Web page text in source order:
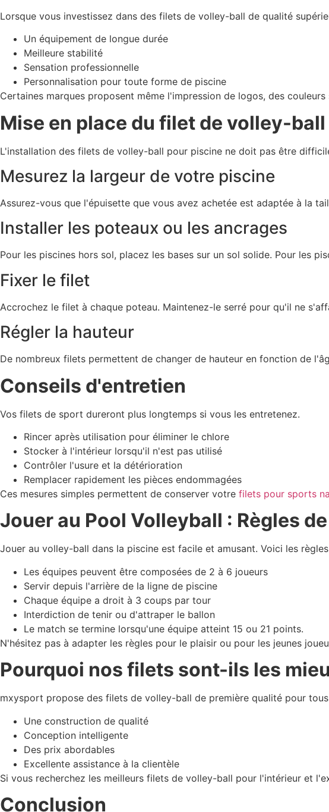
Lorsque vous investissez dans des filets de volley-ball de qualité
Un équipement de longue durée
Meilleure stabilité
Sensation professionnelle
Personnalisation pour toute forme de piscine
Certaines marques proposent même l'impression de logos, des
Mise en place du filet de volley-ball
L'installation des filets de volley-ball pour piscine ne doit pas être
Mesurez la largeur de votre piscine
Assurez-vous que l'épuisette que vous avez achetée est adaptée à la
Installer les poteaux ou les ancrages
Pour les piscines hors sol, placez les bases sur un sol solide. Pour les
Fixer le filet
Accrochez le filet à chaque poteau. Maintenez-le serré pour qu'il ne
Régler la hauteur
De nombreux filets permettent de changer de hauteur en fonction de
Conseils d'entretien
Vos filets de sport dureront plus longtemps si vous les entretenez.
Rincer après utilisation pour éliminer le chlore
Stocker à l'intérieur lorsqu'il n'est pas utilisé
Contrôler l'usure et la détérioration
Remplacer rapidement les pièces endommagées
Ces mesures simples permettent de conserver votre filets pour sports
Jouer au Pool Volleyball : Règles
Jouer au volley-ball dans la piscine est facile et amusant. Voici les
Les équipes peuvent être composées de 2 à 6 joueurs
Servir depuis l'arrière de la ligne de piscine
Chaque équipe a droit à 3 coups par tour
Interdiction de tenir ou d'attraper le ballon
Le match se termine lorsqu'une équipe atteint 15 ou 21 points.
N'hésitez pas à adapter les règles pour le plaisir ou pour les jeunes
Pourquoi nos filets sont-ils les
mxysport propose des filets de volley-ball de première qualité pour
Une construction de qualité
Conception intelligente
Des prix abordables
Excellente assistance à la clientèle
Si vous recherchez les meilleurs filets de volley-ball pour l'intérieur et
Conclusion